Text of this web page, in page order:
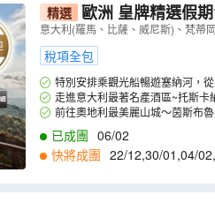
精選 歐洲 皇牌精選假
意大利(羅馬、比薩、威尼斯)、梵蒂
稅項全包
特別安排乘觀光船暢遊塞納河，
走進意大利最著名產酒區~托斯卡
前往奧地利最美麗山城～茵斯布
已成團 06/02
快將成團 22/12,30/01 ,04/02,